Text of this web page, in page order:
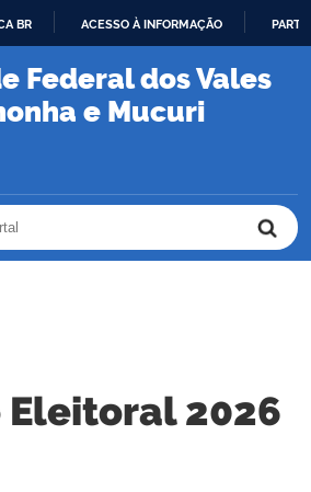
PARA
CONTEÚDO
BR ACESSO À INFORMAÇÃO
Federal dos Vales
e Mucuri
Eleitoral 2026